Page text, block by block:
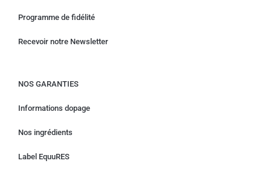
Programme de fidélité
Recevoir notre Newsletter
NOS GARANTIES
Informations dopage
Nos ingrédients
Label EquuRES